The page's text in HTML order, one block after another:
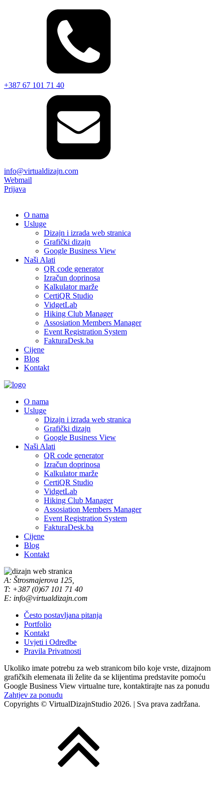
+387 67 101 71 40
info@virtualdizajn.com
Webmail
Prijava
O nama
Usluge
Dizajn i izrada web stranica
Grafički dizajn
Google Business View
Naši Alati
QR code generator
Izračun doprinosa
Kalkulator marže
CertiQR Studio
VidgetLab
Hiking Club Manager
Assosiation Members Manager
Event Registration System
FakturaDesk.ba
Cijene
Blog
Kontakt
O nama
Usluge
Dizajn i izrada web stranica
Grafički dizajn
Google Business View
Naši Alati
QR code generator
Izračun doprinosa
Kalkulator marže
CertiQR Studio
VidgetLab
Hiking Club Manager
Assosiation Members Manager
Event Registration System
FakturaDesk.ba
Cijene
Blog
Kontakt
A: Štrosmajerova 125,
T: +387 (0)67 101 71 40
E: info@virtualdizajn.com
Često postavljana pitanja
Portfolio
Kontakt
Uvjeti i Odredbe
Pravila Privatnosti
Ukoliko imate potrebu za web stranicom bilo koje vrste, dizajnom
grafičkih elemenata ili želite da se klijentima predstavite pomoću
Google Business View virtualne ture, kontaktirajte nas za ponudu
Zahtjev za ponudu
Copyrights © VirtualDizajnStudio 2026. | Sva prava zadržana.